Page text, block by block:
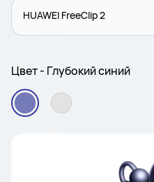
HUAWEI FreeClip 2
Цвет - Глубокий синий